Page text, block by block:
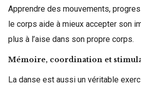
Apprendre des mouvements,
le corps aide à mieux accepter son
plus à l’aise dans son propre corps.
Mémoire, coordination et
La danse est aussi un véritable